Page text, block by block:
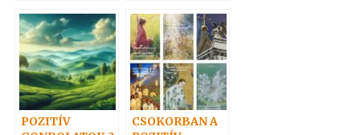
POZITÍV
CSOKORBAN A